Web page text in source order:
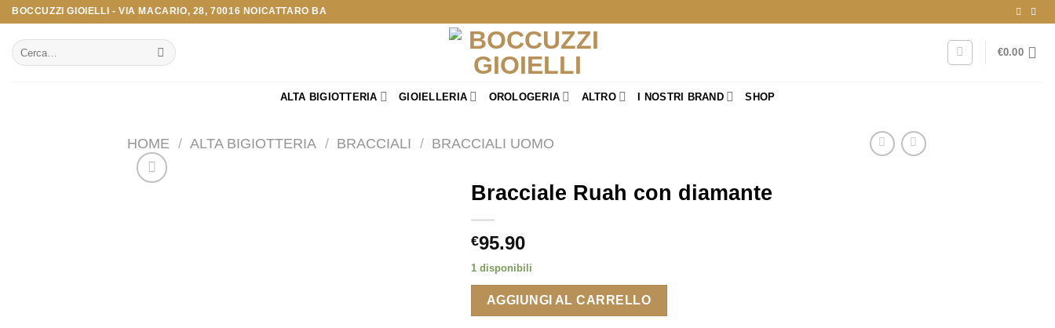
Salta
contenuti
BOCCUZZI GIOIELLI - VIA MACARIO, 28, 70016 NOICATTARO BA
Cerca:
€0.00
ALTA BIGIOTTERIA GIOIELLERIA OROLOGERIA ALTRO I NOSTRI BRAND SHOP
HOME / ALTA BIGIOTTERIA / BRACCIALI / BRACCIALI UOMO
Bracciale Ruah con diamante
€95.90
1 disponibili
AGGIUNGI AL CARRELLO